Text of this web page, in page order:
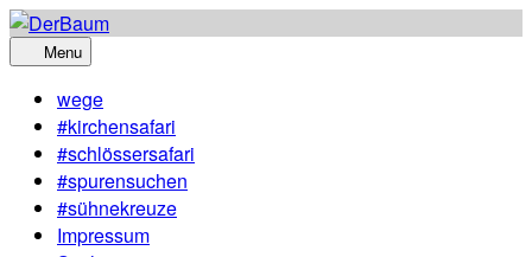
Skip
to
Menu
wege
#kirchensafari
#schlössersafari
#spurensuchen
#sühnekreuze
Impressum